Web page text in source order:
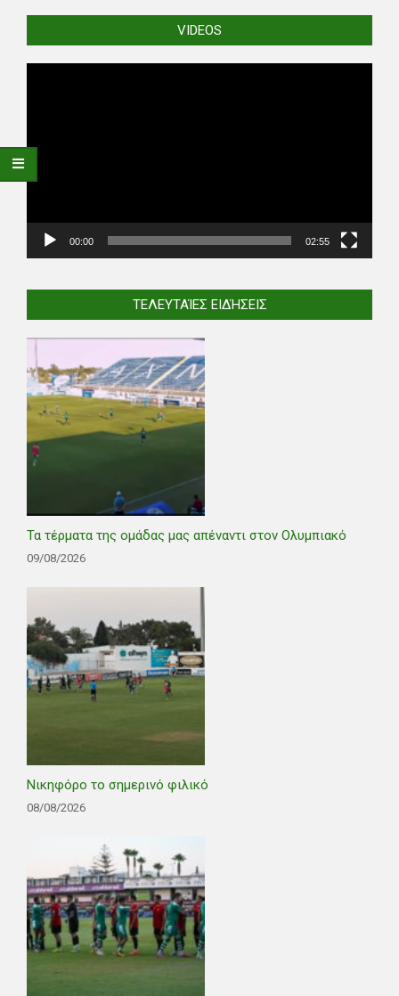
VIDEOS
00:00 02:55
ΤΕΛΕΥΤΑΊΕΣ ΕΙΔΉΣΕΙΣ
Τα τέρματα της ομάδας μας απέναντι στον Ολυμπιακό
09/08/2026
Νικηφόρο το σημερινό φιλικό
08/08/2026